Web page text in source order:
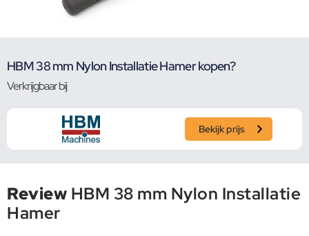
HBM 38 mm Nylon Installatie Hamer kopen?
Verkrijgbaar bij
Bekijk prijs
Review HBM 38 mm Nylon Installatie
Hamer